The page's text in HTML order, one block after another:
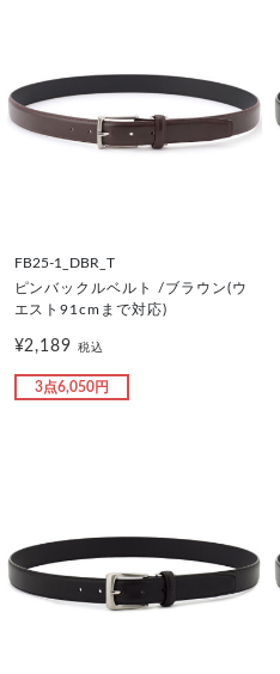
FB25-1_DBR_T
ピンバックルベルト /ブラウン(ウ
エスト91cmまで対応)
¥2,189税込
3点6,050円